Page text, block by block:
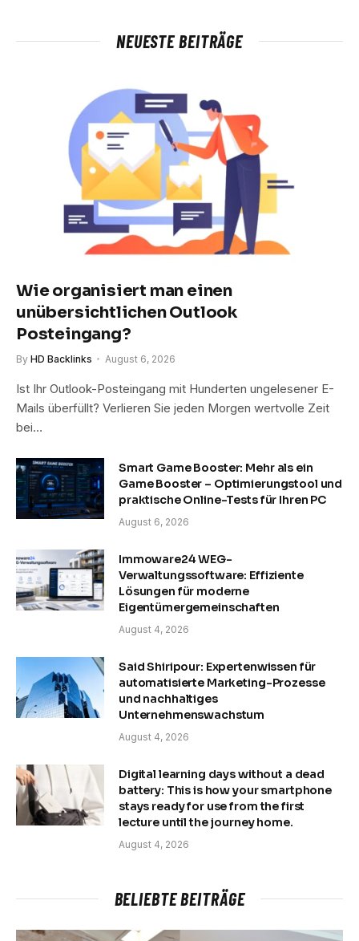
NEUESTE BEITRÄGE
Wie organisiert man einen
unübersichtlichen Outlook
Posteingang?
By HD Backlinks August 6, 2026
Ist Ihr Outlook-Posteingang mit Hunderten ungelesener E-
Mails überfüllt? Verlieren Sie jeden Morgen wertvolle Zeit
bei…
Smart Game Booster: Mehr als ein
Game Booster – Optimierungstool und
praktische Online-Tests für Ihren PC
August 6, 2026
Immoware24 WEG-
Verwaltungssoftware: Effiziente
Lösungen für moderne
Eigentümergemeinschaften
August 4, 2026
Said Shiripour: Expertenwissen für
automatisierte Marketing-Prozesse
und nachhaltiges
Unternehmenswachstum
August 4, 2026
Digital learning days without a dead
battery: This is how your smartphone
stays ready for use from the first
lecture until the journey home.
August 4, 2026
BELIEBTE BEITRÄGE